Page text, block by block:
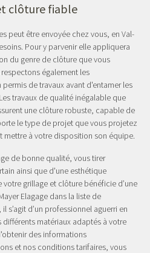
clôture fiable
peut être envoyée chez vous, en Val-
Pour y parvenir elle appliquera
du genre de clôture que vous
également les
de travaux avant d'entamer les
travaux de qualité inégalable que
une clôture robuste, capable de
le type de projet que vous projetez
mettre à votre disposition son équipe.
de bonne qualité, vous tirer
ainsi que d'une esthétique
grillage et clôture bénéficie d’une
Elagage dans la liste de
s’agit d’un professionnel aguerri en
matériaux adaptés à votre
des informations
et nos conditions tarifaires, vous